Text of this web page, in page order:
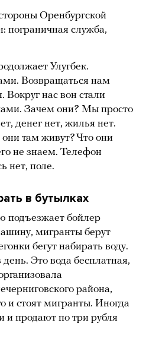
Оренбургской
пограничная служба,
Улугбек.
Возвращаться нам
Вокруг нас вон стали
Зачем они? Мы просто
денег нет, жилья нет.
там живут? Что они
не знаем. Телефон
нет, поле.
в бутылках
подъезжает бойлер
мигранты берут
бегут набирать воду.
Это вода бесплатная,
района,
и стоят мигранты. Иногда
и продают по три рубля